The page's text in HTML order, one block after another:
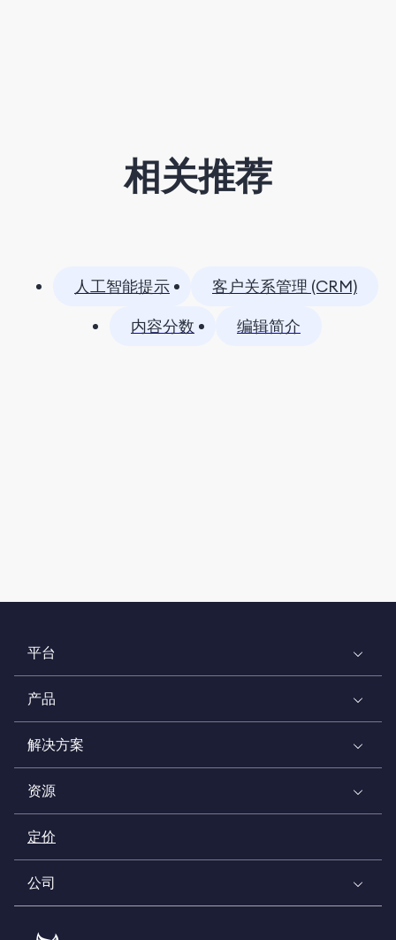
相关推荐
人工智能提示
客户关系管理 (CRM)
内容分数
编辑简介
平台
产品
解决方案
资源
定价
公司